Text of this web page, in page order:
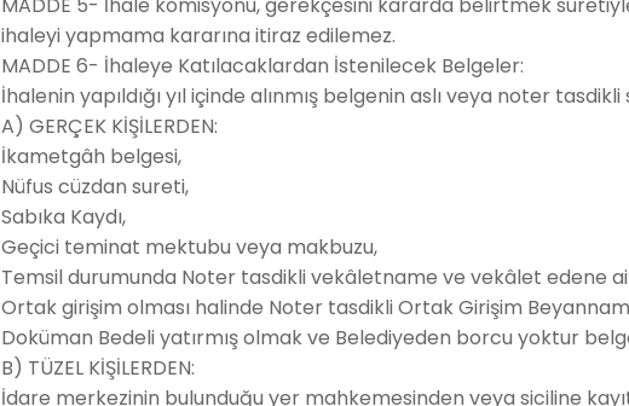
ihaleyi yapmama kararına itiraz edilemez.
MADDE 6- İhaleye Katılacaklardan İstenilecek Belgeler:
İhalenin yapıldığı yıl içinde alınmış belgenin aslı veya noter
A) GERÇEK KİŞİLERDEN:
İkametgâh belgesi,
Nüfus cüzdan sureti,
Sabıka Kaydı,
Geçici teminat mektubu veya makbuzu,
Temsil durumunda Noter tasdikli vekâletname ve vekâlet edene
Ortak girişim olması halinde Noter tasdikli Ortak Girişim
Doküman Bedeli yatırmış olmak ve Belediyeden borcu yoktur
B) TÜZEL KİŞİLERDEN:
İdare merkezinin bulunduğu yer mahkemesinden veya siciline